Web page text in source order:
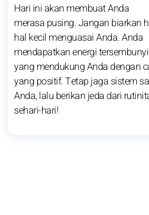
Hari ini akan membuat Anda
merasa pusing. Jangan biarkan
hal kecil menguasai Anda. Anda
mendapatkan energi tersembunyi
yang mendukung Anda dengan
yang positif. Tetap jaga sistem
Anda, lalu berikan jeda dari
sehari-hari!